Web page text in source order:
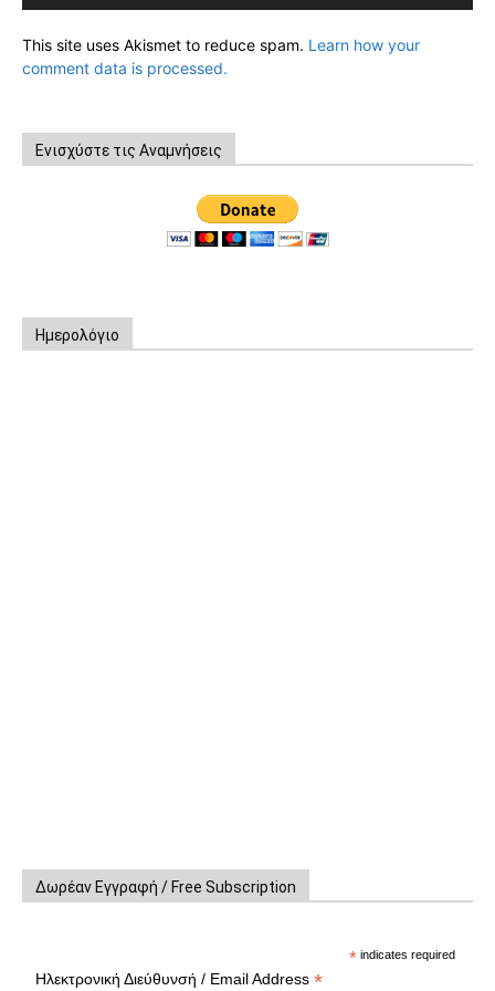
This site uses Akismet to reduce spam. Learn how your
comment data is processed.
Ενισχύστε τις Αναμνήσεις
Ημερολόγιο
Δωρέαν Εγγραφή / Free Subscription
* indicates required
Ηλεκτρονική Διεύθυνσή / Email Address*